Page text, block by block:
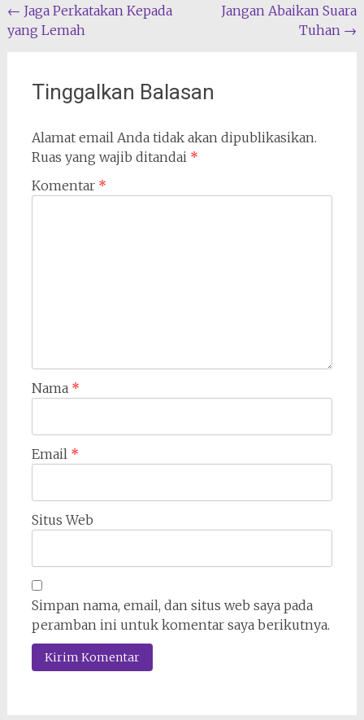
Navigasi
pos
← Jaga Perkatakan Kepada
yang Lemah
Jangan Abaikan Suara
Tuhan →
Tinggalkan Balasan
Alamat email Anda tidak akan dipublikasikan.
Ruas yang wajib ditandai *
Komentar *
Nama *
Email *
Situs Web
Simpan nama, email, dan situs web saya pada
peramban ini untuk komentar saya berikutnya.